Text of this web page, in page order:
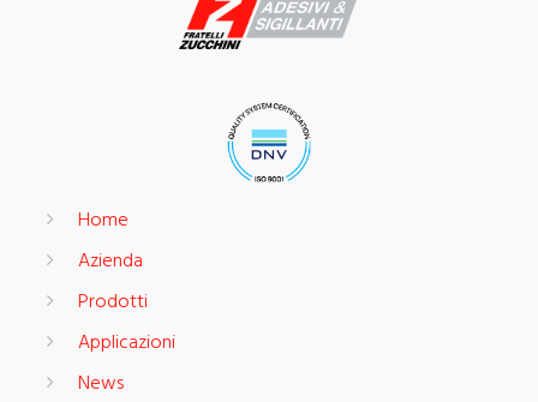
Home
Azienda
Prodotti
Applicazioni
News